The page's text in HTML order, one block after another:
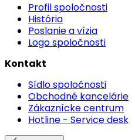
Profil spoločnosti
História
Poslanie a vízia
Logo spoločnosti
Kontakt
Sídlo spoločnosti
Obchodné kancelárie
Zákaznícke centrum
Hotline - Service desk